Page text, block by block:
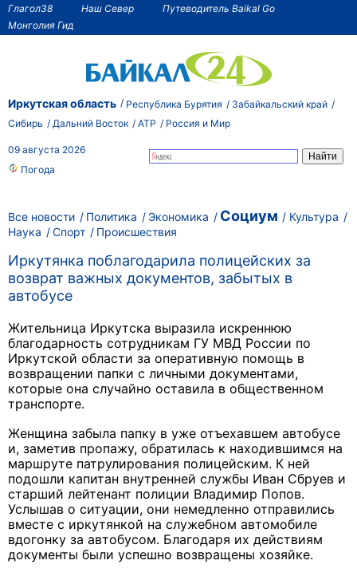
Глагол38 Наш Север
Путеводитель Baikal Go
Монголия Гид
Иркутская область Республика Бурятия
Забайкальский край
Сибирь
Дальний Восток АТР Россия и Мир
09 августа 2026
Погода
Все новости Политика Экономика Социум
Культура
Наука
Спорт Происшествия
Иркутянка поблагодарила полицейских за
возврат важных документов, забытых в
автобусе
Жительница Иркутска выразила искреннюю
благодарность сотрудникам ГУ МВД России по
Иркутской области за оперативную помощь в
возвращении папки с личными документами,
которые она случайно оставила в общественном
транспорте.
Женщина забыла папку в уже отъехавшем автобусе
и, заметив пропажу, обратилась к находившимся на
маршруте патрулирования полицейским. К ней
подошли капитан внутренней службы Иван Сбруев и
старший лейтенант полиции Владимир Попов.
Услышав о ситуации, они немедленно отправились
вместе с иркутянкой на служебном автомобиле
вдогонку за автобусом. Благодаря их действиям
документы были успешно возвращены хозяйке.